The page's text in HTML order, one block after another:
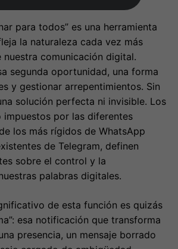
para todos” es una herramienta
la naturaleza cada vez más
comunicación digital.
segunda oportunidad, una forma
y gestionar arrepentimientos. Sin
solución perfecta ni invisible. Los
impuestos por las diferentes
los más rígidos de WhatsApp
de Telegram, definen
sobre el control y la
palabras digitales.
de esta función es quizás
esa notificación que transforma
presencia, un mensaje borrado